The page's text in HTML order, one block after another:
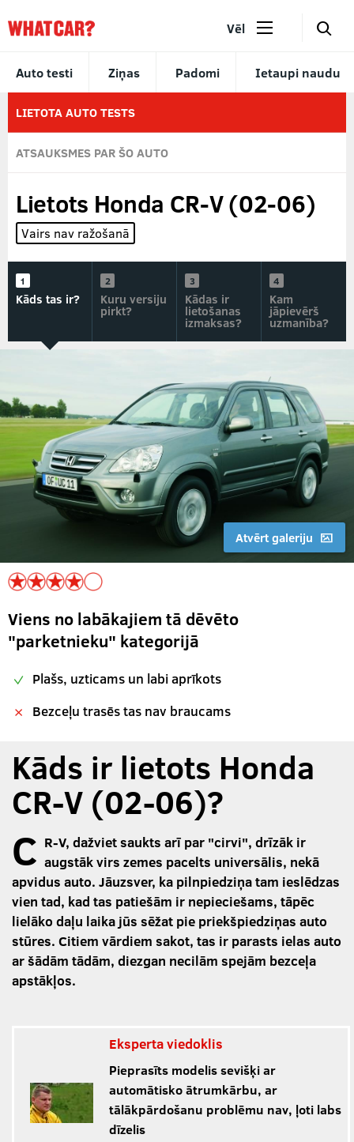
Auto testi Ziņas Padomi Ietaupi naudu
Vēl 🔎
LIETOTA AUTO TESTS
ATSAUKSMES PAR ŠO AUTO
Lietots Honda CR-V (02-06)
Vairs nav ražošanā
Kāds tas ir? Kuru versiju
pirkt?
Kādas ir
lietošanas
izmaksas?
Kam
jāpievērš
uzmanība?
Atvērt galeriju
Viens no labākajiem tā dēvēto
"parketnieku" kategorijā
Plašs, uzticams un labi aprīkots
Bezceļu trasēs tas nav braucams
Kāds ir lietots Honda
CR-V (02-06)?
C R-V, dažviet saukts arī par "cirvi", drīzāk ir
augstāk virs zemes pacelts universālis, nekā
apvidus auto. Jāuzsver, ka pilnpiedziņa tam ieslēdzas
vien tad, kad tas patiešām ir nepieciešams, tāpēc
lielāko daļu laika jūs sēžat pie priekšpiedziņas auto
stūres. Citiem vārdiem sakot, tas ir parasts ielas auto
ar šādām tādām, diezgan necilām spejām bezceļa
apstākļos.
Eksperta viedoklis
Pieprasīts modelis sevišķi ar
automātisko ātrumkārbu, ar
tālākpārdošanu problēmu nav, ļoti labs
dīzelis